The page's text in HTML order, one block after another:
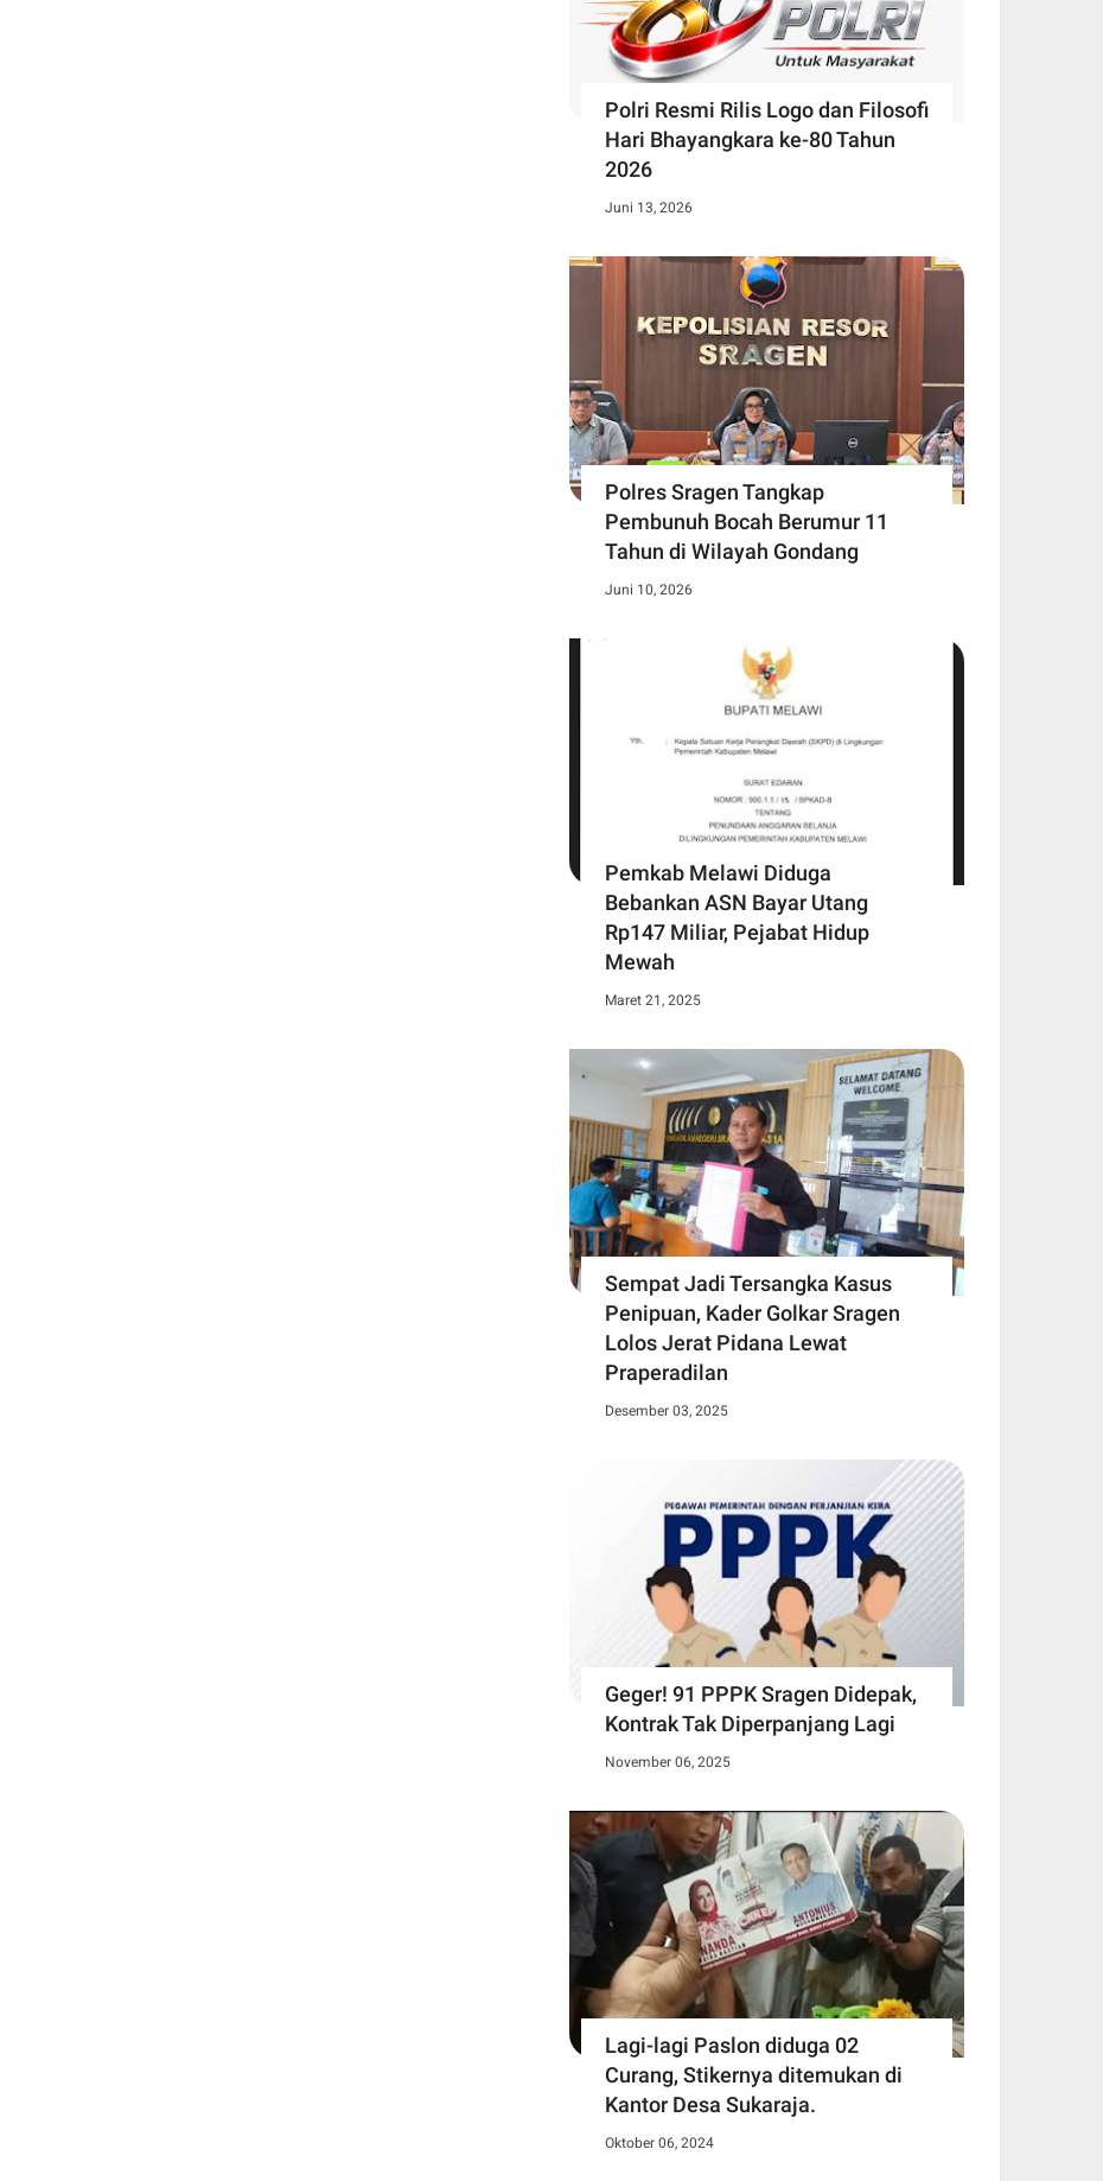
Polri Resmi Rilis Logo dan Filosofi
Hari Bhayangkara ke-80 Tahun
2026
Juni 13, 2026
Polres Sragen Tangkap
Pembunuh Bocah Berumur 11
Tahun di Wilayah Gondang
Juni 10, 2026
Pemkab Melawi Diduga
Bebankan ASN Bayar Utang
Rp147 Miliar, Pejabat Hidup
Mewah
Maret 21, 2025
Sempat Jadi Tersangka Kasus
Penipuan, Kader Golkar Sragen
Lolos Jerat Pidana Lewat
Praperadilan
Desember 03, 2025
Geger! 91 PPPK Sragen Didepak,
Kontrak Tak Diperpanjang Lagi
November 06, 2025
Lagi-lagi Paslon diduga 02
Curang, Stikernya ditemukan di
Kantor Desa Sukaraja.
Oktober 06, 2024